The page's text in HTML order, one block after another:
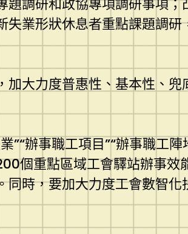
調研和政協專項調研事項
失業形狀休息者重點課題調
大力度普惠性、基本性、
”“辦事職工項目”“辦事職工
個重點區域工會驛站辦事效
時，要加大力度工會數智